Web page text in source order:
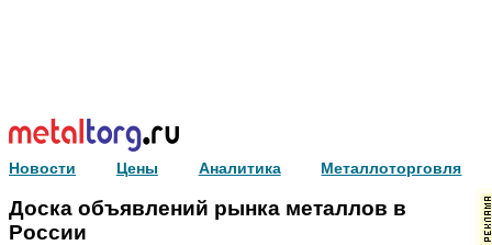
Новости Цены Аналитика Металлоторговля
Доска объявлений рынка металлов в
России